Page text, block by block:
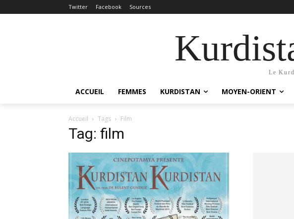
Twitter Facebook Sources
Le
ACCUEIL FEMMES KURDISTAN MOYEN-ORIENT
Accueil Tags Film
Tag: film